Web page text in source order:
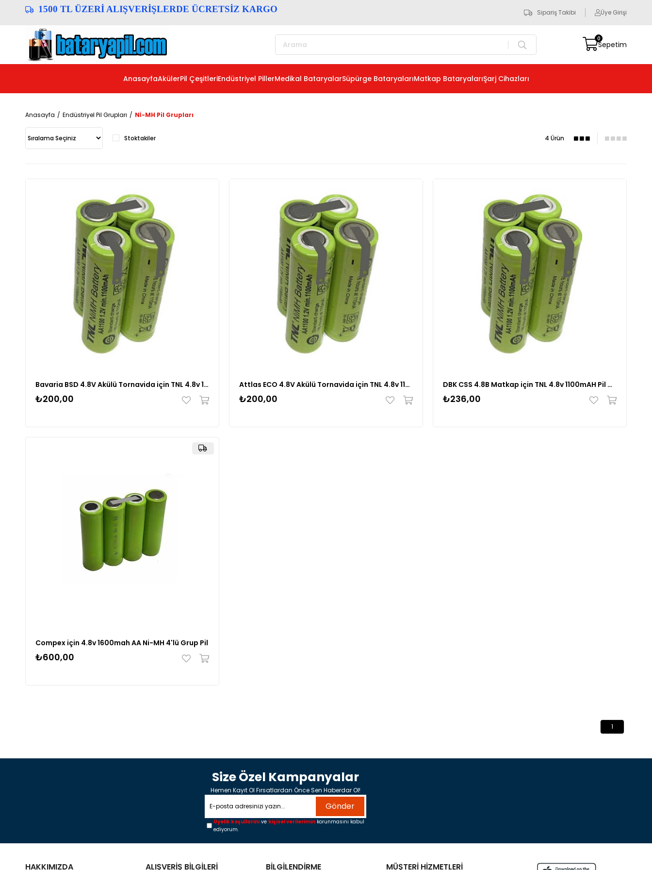
1500 TL ÜZERİ ALIŞVERİŞLERDE ÜCRETSİZ KARGO Sipariş Takibi Üye Girişi
Sepetim
0
AnasayfaAkülerPil ÇeşitleriEndüstriyel PillerMedikal BataryalarSüpürge BataryalarıMatkap BataryalarıŞarj Cihazları
Anasayfa Endüstriyel Pil Grupları Nİ-MH Pil Grupları
Stoktakiler 4 Ürün
Bavaria BSD 4.8V Akülü Tornavida için TNL 4.8v 1100mAh AA Ni-MH 4'lü Pil Grubu
₺200,00
Attlas ECO 4.8V Akülü Tornavida için TNL 4.8v 1100mah AA Ni-MH 4'lü Pil Grubu
₺200,00
DBK CSS 4.8B Matkap için TNL 4.8v 1100mAH Pil Grubu
₺236,00
Compex için 4.8v 1600mah AA Ni-MH 4'lü Grup Pil
₺600,00
1
Size Özel Kampanyalar
Hemen Kayıt Ol Fırsatlardan Önce Sen Haberdar Ol!
Gönder
Üyelik koşullarını ve kişisel verilerimin korunmasını kabul
ediyorum.
HAKKIMIZDA ALIŞVERİŞ BİLGİLERİ BİLGİLENDİRME MÜŞTERİ HİZMETLERİ